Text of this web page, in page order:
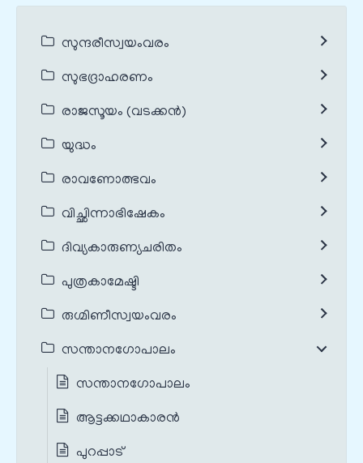
സുന്ദരീസ്വയംവരം
സുഭദ്രാഹരണം
രാജസൂയം (വടക്കൻ)
യുദ്ധം
രാവണോത്ഭവം
വിച്ഛിന്നാഭിഷേകം
ദിവ്യകാരുണ്യചരിതം
പുത്രകാമേഷ്ടി
രുഗ്മിണീസ്വയംവരം
സന്താനഗോപാലം
സന്താനഗോപാലം
ആട്ടക്കഥാകാരൻ
പുറപ്പാട്